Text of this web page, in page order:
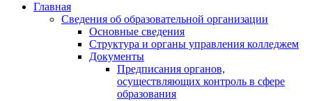
Главная
Сведения об образовательной организации
Основные сведения
Структура и органы управления колледжем
Документы
Предписания органов,
осуществляющих контроль в сфере
образования